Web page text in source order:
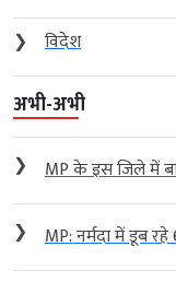
❯
विदेश
अभी-अभी
❯ MP के इस जिले में
❯ MP: नर्मदा में डूब रहे